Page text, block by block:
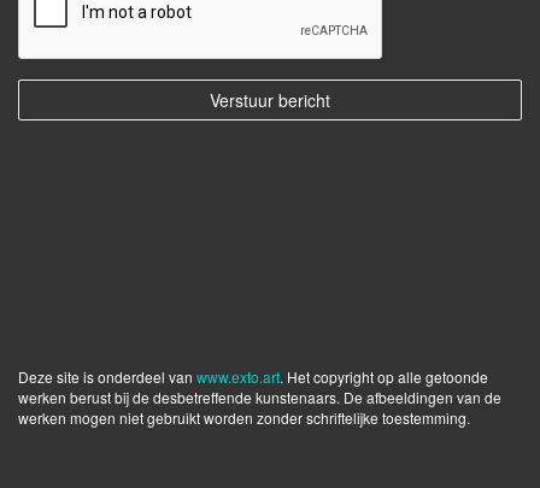
Deze site is onderdeel van www.exto.art. Het copyright op alle getoonde
werken berust bij de desbetreffende kunstenaars. De afbeeldingen van de
werken mogen niet gebruikt worden zonder schriftelijke toestemming.